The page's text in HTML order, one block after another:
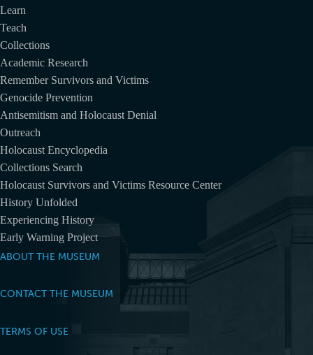
Learn
Teach
Collections
Academic Research
Remember Survivors and Victims
Genocide Prevention
Antisemitism and Holocaust Denial
Outreach
Holocaust Encyclopedia
Collections Search
Holocaust Survivors and Victims Resource Center
History Unfolded
Experiencing History
Early Warning Project
ABOUT THE MUSEUM
CONTACT THE MUSEUM
TERMS OF USE